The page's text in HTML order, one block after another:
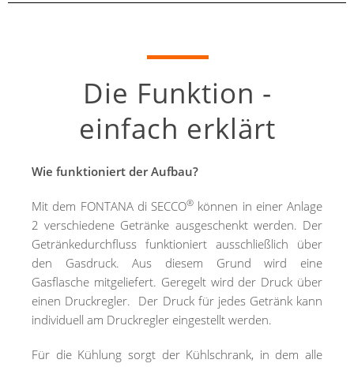
Die Funktion -
einfach erklärt
Wie funktioniert der Aufbau?
Mit dem FONTANA di SECCO® können in einer Anlage
2 verschiedene Getränke ausgeschenkt werden. Der
Getränkedurchfluss funktioniert ausschließlich über
den Gasdruck. Aus diesem Grund wird eine
Gasflasche mitgeliefert. Geregelt wird der Druck über
einen Druckregler. Der Druck für jedes Getränk kann
individuell am Druckregler eingestellt werden.
Für die Kühlung sorgt der Kühlschrank, in dem alle